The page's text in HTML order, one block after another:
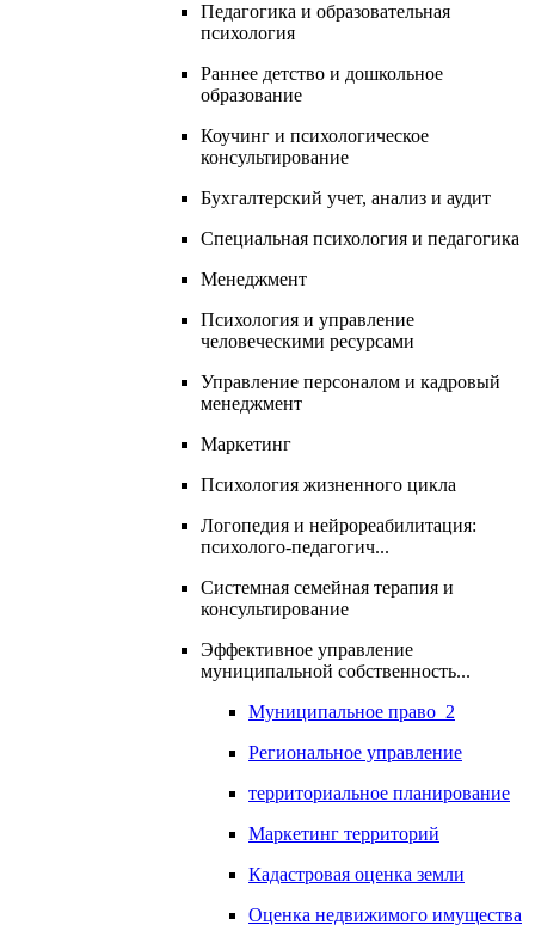
Педагогика и образовательная
психология
Раннее детство и дошкольное
образование
Коучинг и психологическое
консультирование
Бухгалтерский учет, анализ и аудит
Специальная психология и педагогика
Менеджмент
Психология и управление
человеческими ресурсами
Управление персоналом и кадровый
менеджмент
Маркетинг
Психология жизненного цикла
Логопедия и нейрореабилитация:
психолого-педагогич...
Системная семейная терапия и
консультирование
Эффективное управление
муниципальной собственность...
Муниципальное право_2
Региональное управление
территориальное планирование
Маркетинг территорий
Кадастровая оценка земли
Оценка недвижимого имущества